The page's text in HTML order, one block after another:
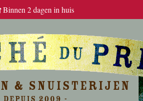
Binnen 2 dagen in huis